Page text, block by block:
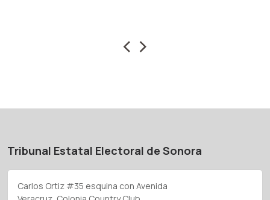
‹ ›
Tribunal Estatal Electoral de Sonora
Carlos Ortiz #35 esquina con Avenida